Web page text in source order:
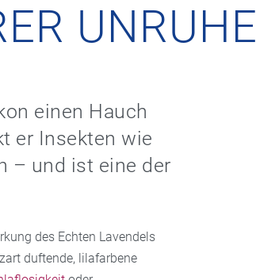
UNRUHE
einen Hauch
er Insekten wie
– und ist eine der
des Echten Lavendels
duftende, lilafarbene